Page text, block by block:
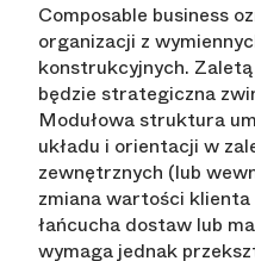
Composable business
organizacji z
konstrukcyjnych.
będzie strategiczna
Modułowa struktura
układu i orientacji w
zewnętrznych (lub
zmiana wartości klienta
łańcucha dostaw lub
wymaga jednak